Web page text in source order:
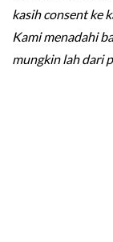
kasih consent ke
Kami menadahi
mungkin lah dari